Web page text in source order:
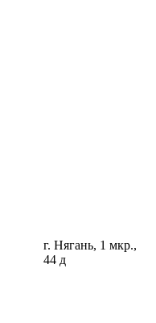
г. Нягань, 1 мкр.,
44 д